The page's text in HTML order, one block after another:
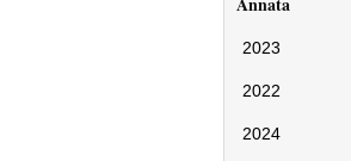
2023
2022
2024